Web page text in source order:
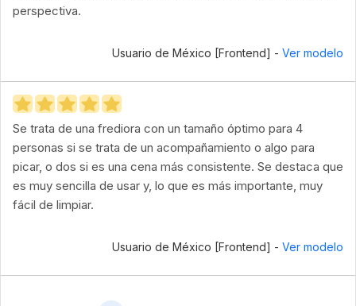
perspectiva.
Usuario de México [Frontend] - Ver modelo
Se trata de una frediora con un tamaño óptimo para 4
personas si se trata de un acompañamiento o algo para
picar, o dos si es una cena más consistente. Se destaca que
es muy sencilla de usar y, lo que es más importante, muy
fácil de limpiar.
Usuario de México [Frontend] - Ver modelo